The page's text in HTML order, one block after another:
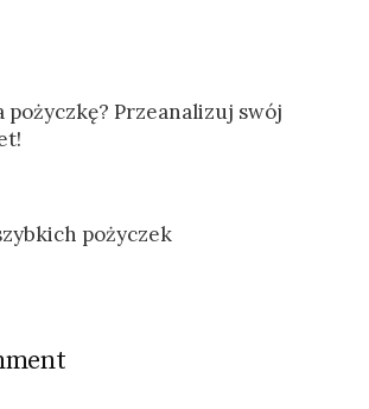
pożyczkę? Przeanalizuj swój
pożyczek